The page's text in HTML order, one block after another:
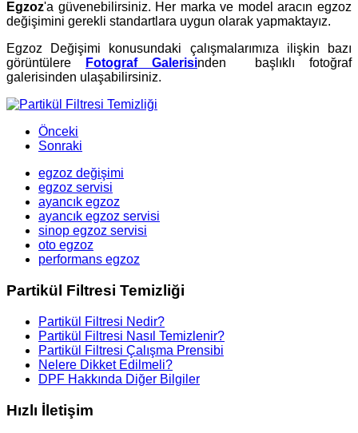
Egzoz'a güvenebilirsiniz. Her marka ve model aracın egzoz
değişimini gerekli standartlara uygun olarak yapmaktayız.
Egzoz Değişimi konusundaki çalışmalarımıza ilişkin bazı
görüntülere
Fotograf Galerisinden başlıklı fotoğraf
galerisinden ulaşabilirsiniz.
Önceki
Sonraki
egzoz değişimi
egzoz servisi
ayancık egzoz
ayancık egzoz servisi
sinop egzoz servisi
oto egzoz
performans egzoz
Partikül Filtresi Temizliği
Partikül Filtresi Nedir?
Partikül Filtresi Nasıl Temizlenir?
Partikül Filtresi Çalışma Prensibi
Nelere Dikket Edilmeli?
DPF Hakkında Diğer Bilgiler
Hızlı İletişim